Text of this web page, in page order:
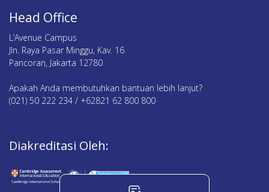
Head Office
L’Avenue Campus
Jln. Raya Pasar Minggu, Kav. 16
Pancoran, Jakarta 12780
Apakah Anda membutuhkan bantuan lebih lanjut?
(021) 50 222 234 / +62821 62 800 800
Diakreditasi Oleh: